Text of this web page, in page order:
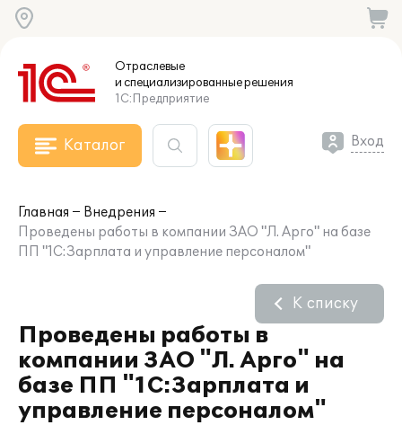
Отраслевые
и специализированныерешения
1С:Предприятие
Каталог Вход
Главная
Внедрения
Проведены работы в компании ЗАО "Л. Арго" на базе
ПП "1С:Зарплата и управление персоналом"
Проведены работы в
компании ЗАО "Л. Арго" на
базе ПП "1С:Зарплата и
управление персоналом"
К списку